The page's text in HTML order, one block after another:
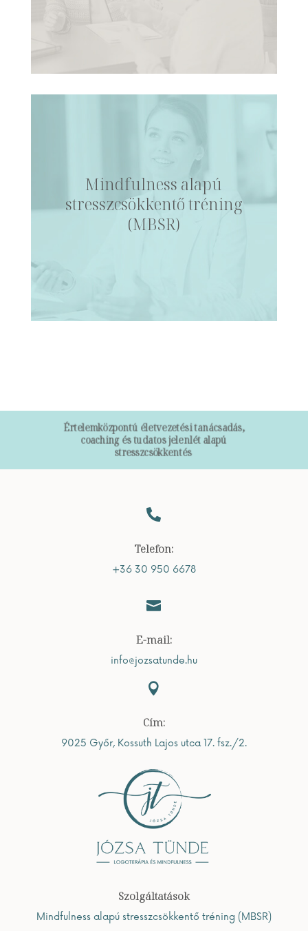
Mindfulness alapú
stresszcsökkentő tréning
(MBSR)
Értelemközpontú életvezetési tanácsadás,
coaching és tudatos jelenlét alapú
stresszcsökkentés

Telefon:
+36 30 950 6678

E-mail:
info@jozsatunde.hu

Cím:
9025 Győr, Kossuth Lajos utca 17. fsz./2.
Szolgáltatások
Mindfulness alapú stresszcsökkentő tréning (MBSR)